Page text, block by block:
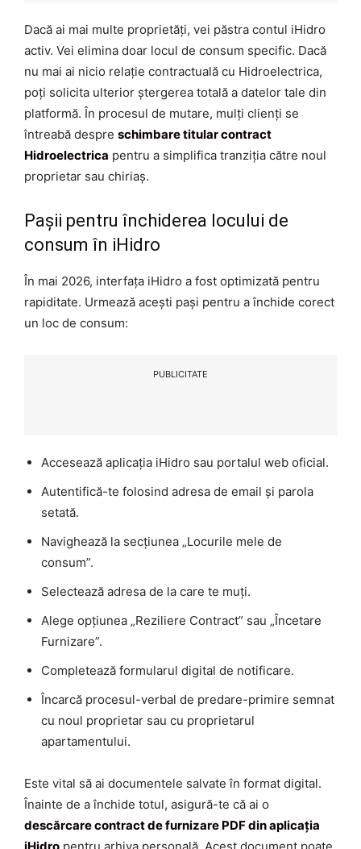
Dacă ai mai multe proprietăți, vei păstra contul iHidro
activ. Vei elimina doar locul de consum specific. Dacă
nu mai ai nicio relație contractuală cu Hidroelectrica,
poți solicita ulterior ștergerea totală a datelor tale din
platformă. În procesul de mutare, mulți clienți se
întreabă despre schimbare titular contract
Hidroelectrica pentru a simplifica tranziția către noul
proprietar sau chiriaș.
Pașii pentru închiderea locului de
consum în iHidro
În mai 2026, interfața iHidro a fost optimizată pentru
rapiditate. Urmează acești pași pentru a închide corect
un loc de consum:
PUBLICITATE
Accesează aplicația iHidro sau portalul web oficial.
Autentifică-te folosind adresa de email și parola
setată.
Navighează la secțiunea „Locurile mele de
consum”.
Selectează adresa de la care te muți.
Alege opțiunea „Reziliere Contract” sau „Încetare
Furnizare”.
Completează formularul digital de notificare.
Încarcă procesul-verbal de predare-primire semnat
cu noul proprietar sau cu proprietarul
apartamentului.
Este vital să ai documentele salvate în format digital.
Înainte de a închide totul, asigură-te că ai o
descărcare contract de furnizare PDF din aplicația
iHidro pentru arhiva personală. Acest document poate